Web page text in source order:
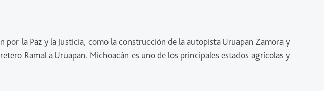
la Paz y la Justicia, como la construcción de la autopista Uruapan Zamora y
Ramal a Uruapan. Michoacán es uno de los principales estados agrícolas y